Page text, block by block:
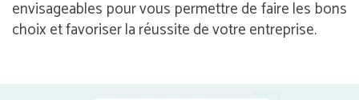
envisageables pour vous permettre de faire les bons
choix et favoriser la réussite de votre entreprise.